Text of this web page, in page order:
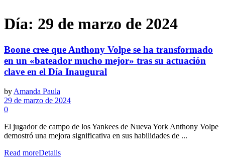
Día: 29 de marzo de 2024
Boone cree que Anthony Volpe se ha transformado
en un «bateador mucho mejor» tras su actuación
clave en el Día Inaugural
by Amanda Paula
29 de marzo de 2024
0
El jugador de campo de los Yankees de Nueva York Anthony Volpe
demostró una mejora significativa en sus habilidades de ...
Read moreDetails